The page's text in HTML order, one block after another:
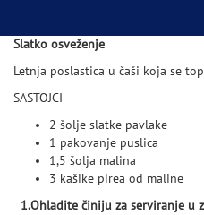
Slatko osveženje
Letnja poslastica u čaši koja se
SASTOJCI
2 šolje slatke pavlake
1 pakovanje puslica
1,5 šolja malina
3 kašike pirea od maline
1.Ohladite činiju za serviranje u